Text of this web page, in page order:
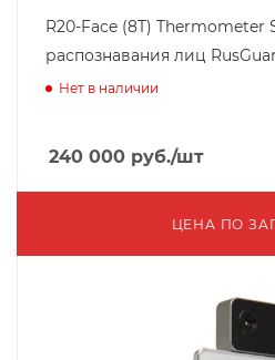
R20-Face (8T) Thermometer
распознавания лиц
Нет в наличии
240 000 руб./шт
ЦЕНА ПО